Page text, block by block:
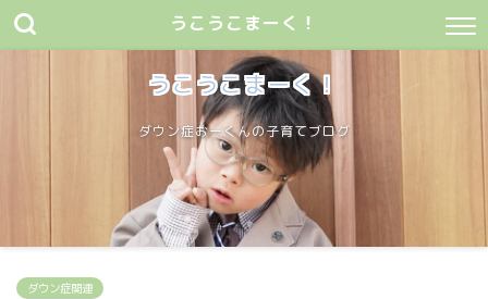
うこうこまーく！
うこうこまーく！
ダウン症おーくんの子育てブログ
ダウン症関連